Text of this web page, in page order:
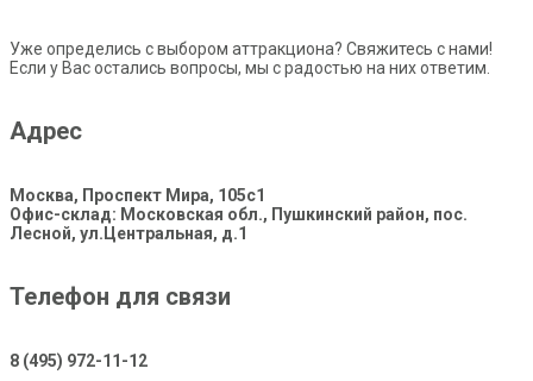
Уже определись с выбором аттракциона? Свяжитесь с нами!
Если у Вас остались вопросы, мы с радостью на них ответим.
Адрес
Москва, Проспект Мира, 105с1
Офис-склад: Московская обл., Пушкинский район, пос.
Лесной, ул.Центральная, д.1
Телефон для связи
8 (495) 972-11-12